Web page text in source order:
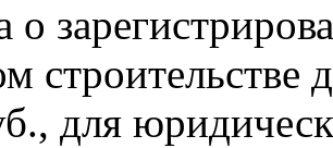
о
для